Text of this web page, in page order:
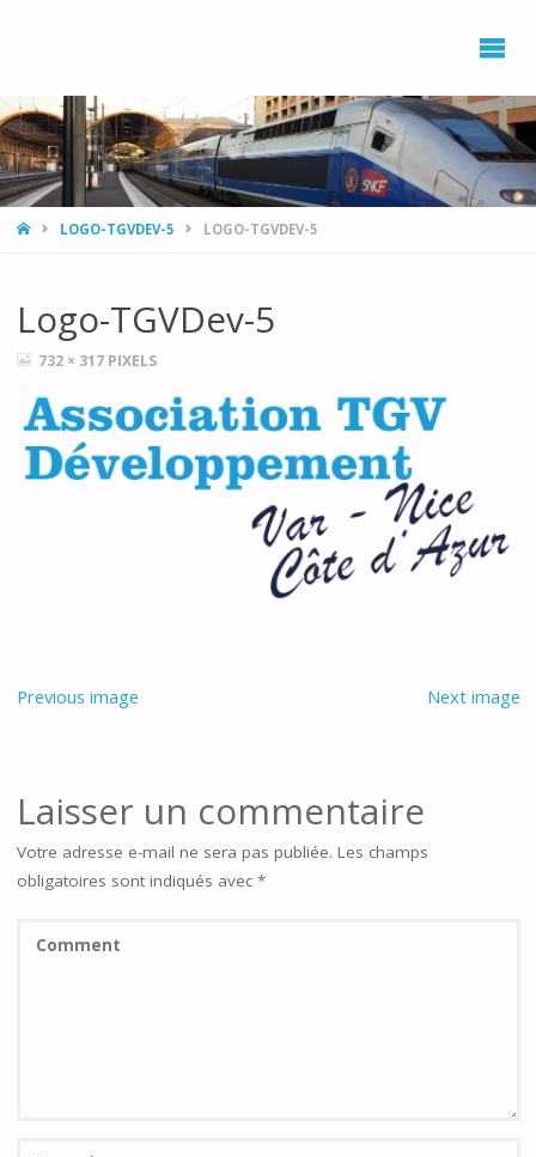
ENVIRONNEMENT
PROVENCE AZUR
AVEC LE RAIL ET
LE TRAIN
(DEPART)
HOMELOGO-TGVDEV-5 LOGO-TGVDEV-5
Logo-TGVDev-5
FULL732 × 317 PIXELS
Previous image Next image
Laisser un commentaire
Votre adresse e-mail ne sera pas publiée. Les champs
obligatoires sont indiqués avec *